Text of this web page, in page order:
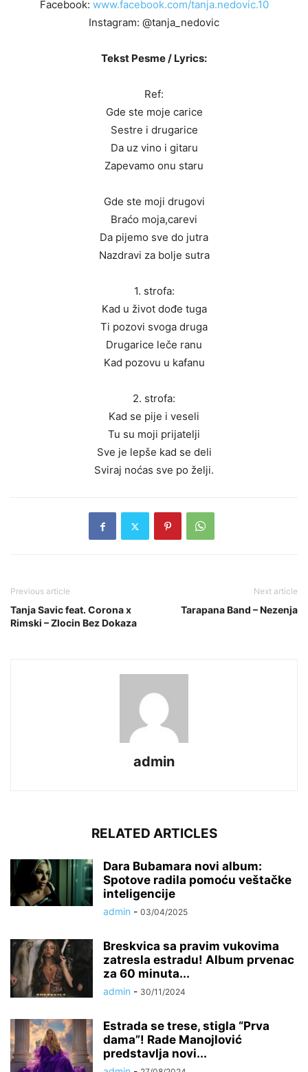
Facebook: www.facebook.com/tanja.nedovic.10
Instagram: @tanja_nedovic
Tekst Pesme / Lyrics:
Ref:
Gde ste moje carice
Sestre i drugarice
Da uz vino i gitaru
Zapevamo onu staru
Gde ste moji drugovi
Braćo moja,carevi
Da pijemo sve do jutra
Nazdravi za bolje sutra
1. strofa:
Kad u život dođe tuga
Ti pozovi svoga druga
Drugarice leče ranu
Kad pozovu u kafanu
2. strofa:
Kad se pije i veseli
Tu su moji prijatelji
Sve je lepše kad se deli
Sviraj noćas sve po želji.
Previous article
Tanja Savic feat. Corona x
Rimski – Zlocin Bez Dokaza
Next article
Tarapana Band – Nezenja
admin
RELATED ARTICLES
Dara Bubamara novi album:
Spotove radila pomoću veštačke
inteligencije
admin - 03/04/2025
Breskvica sa pravim vukovima
zatresla estradu! Album prvenac
za 60 minuta...
admin - 30/11/2024
Estrada se trese, stigla “Prva
dama”! Rade Manojlović
predstavlja novi...